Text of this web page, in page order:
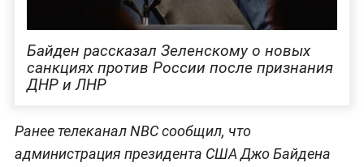
Байден рассказал Зеленскому о новых
санкциях против России после признания
ДНР и ЛНР
Ранее телеканал NBC сообщил, что
администрация президента США Джо Байдена